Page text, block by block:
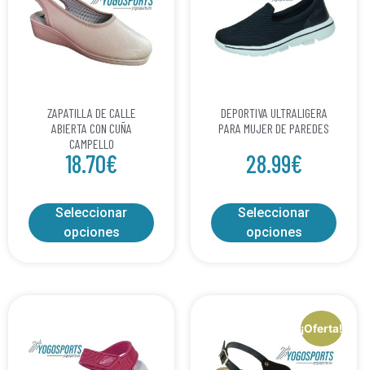
ZAPATILLA DE CALLE
ABIERTA CON CUÑA
CAMPELLO
18.70€
Seleccionar
opciones
DEPORTIVA ULTRALIGERA
PARA MUJER DE PAREDES
28.99€
Seleccionar
opciones
¡Oferta!